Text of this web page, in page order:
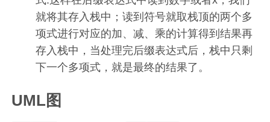
就将其存入栈中；读到符号就取栈顶的两个多
项式进行对应的加、减、乘的计算得到结果再
存入栈中，当处理完后缀表达式后，栈中只剩
下一个多项式，就是最终的结果了。
UML图